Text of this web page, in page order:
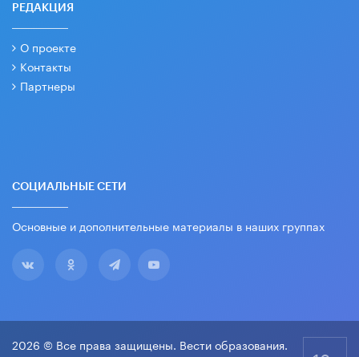
РЕДАКЦИЯ
О проекте
Контакты
Партнеры
СОЦИАЛЬНЫЕ СЕТИ
Основные и дополнительные материалы в наших группах
2026 © Все права защищены. Вести образования.